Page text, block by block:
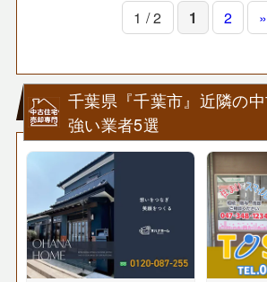
1 / 2 1 2 »
千葉県『千葉市』近隣の
強い業者5選